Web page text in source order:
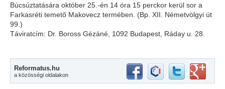
Búcsúztatására október 25.-én 14 óra 15 perckor kerül sor a
Farkasréti temető Makovecz termében. (Bp. XII. Németvölgyi út
99.)
Táviratcím: Dr. Boross Gézáné, 1092 Budapest, Ráday u. 28.
Reformatus.hu
a közösségi oldalakon